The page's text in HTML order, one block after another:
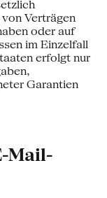
Verträgen
oder auf
im Einzelfall
erfolgt nur
Garantien
Mail-